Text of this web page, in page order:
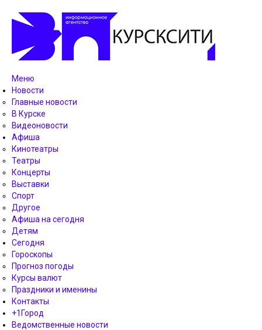
Меню
Новости
Главные новости
В Курске
Видеоновости
Афиша
Кинотеатры
Театры
Концерты
Выставки
Спорт
Другое
Афиша на сегодня
Детям
Сегодня
Гороскопы
Прогноз погоды
Курсы валют
Праздники и именины
Контакты
+1Город
Ведомственные новости